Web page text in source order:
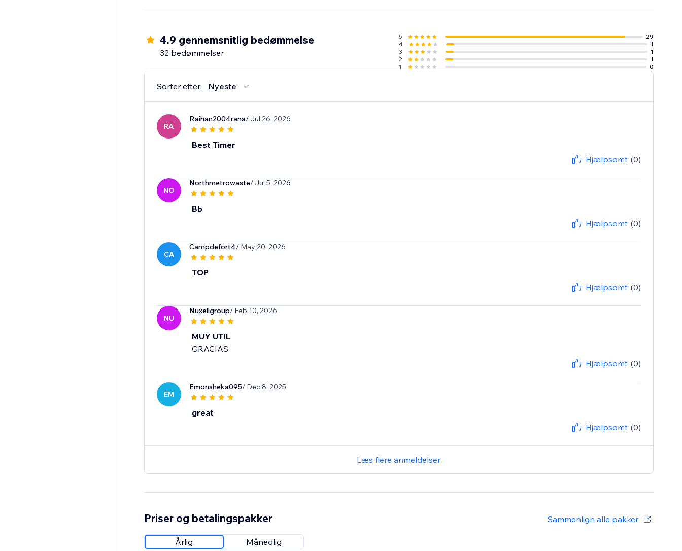
4.9 gennemsnitlig bedømmelse
32 bedømmelser
5
29
4
1
3
1
2
1
1
0
Sorter efter: Nyeste
RA
Raihan2004rana/ Jul 26, 2026
Best Timer
Hjælpsomt (0)
NO
Northmetrowaste/ Jul 5, 2026
Bb
Hjælpsomt (0)
CA
Campdefort4/ May 20, 2026
TOP
Hjælpsomt (0)
NU
Nuxellgroup/ Feb 10, 2026
MUY UTIL
GRACIAS
Hjælpsomt (0)
EM
Emonsheka095/ Dec 8, 2025
great
Hjælpsomt (0)
Læs flere anmeldelser
Priser og betalingspakker Sammenlign alle pakker
Årlig Månedlig